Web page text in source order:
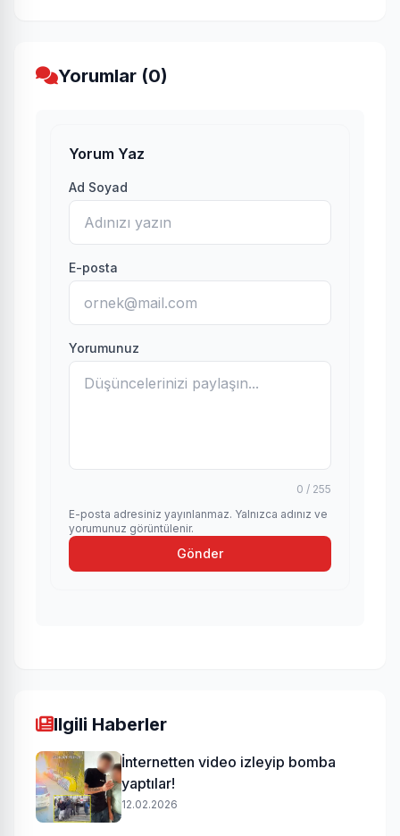
Yorumlar (0)
Yorum Yaz
Ad Soyad
E-posta
Yorumunuz
0 / 255
E-posta adresiniz yayınlanmaz. Yalnızca adınız ve
yorumunuz görüntülenir.
Gönder
Ilgili Haberler
İnternetten video izleyip bomba
yaptılar!
12.02.2026